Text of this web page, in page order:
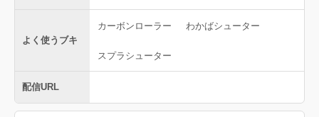
よく使うブキ
カーボンローラー わかばシューター
スプラシューター
配信URL